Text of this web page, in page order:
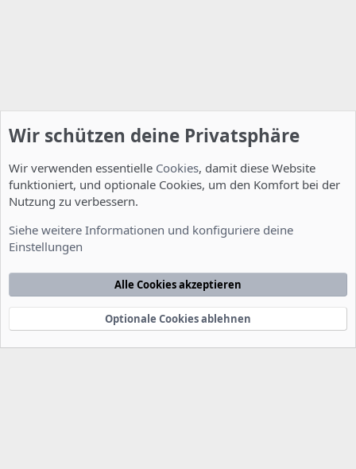
Nutzungsbedingungen Datenschutzerklärung
Startseite
e
Community platform by XenForo® © 2010-2022 XenForo Ltd.
xenDach©2010-2014
Wir schützen deine Privatsphäre
Wir verwenden essentielle Cookies, damit diese Website
funktioniert, und optionale Cookies, um den Komfort bei der
Nutzung zu verbessern.
Siehe weitere Informationen und konfiguriere deine
Einstellungen
Alle Cookies akzeptieren
Optionale Cookies ablehnen